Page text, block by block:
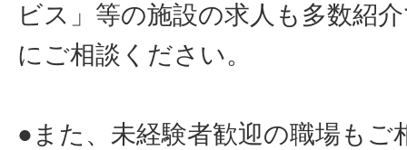
ビス」等の施設の求人も多数紹
にご相談ください。
●また、未経験者歓迎の職場もご